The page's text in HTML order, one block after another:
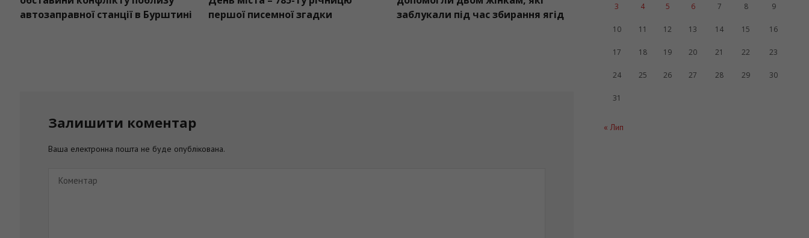
автозаправної станції в Бурштині
першої писемної згадки
заблукали під час збирання ягід
Залишити коментар « Лип
3 4 5 6 7 8 9
10 11 12 13 14 15 16
17 18 19 20 21 22 23
24 25 26 27 28 29 30
31